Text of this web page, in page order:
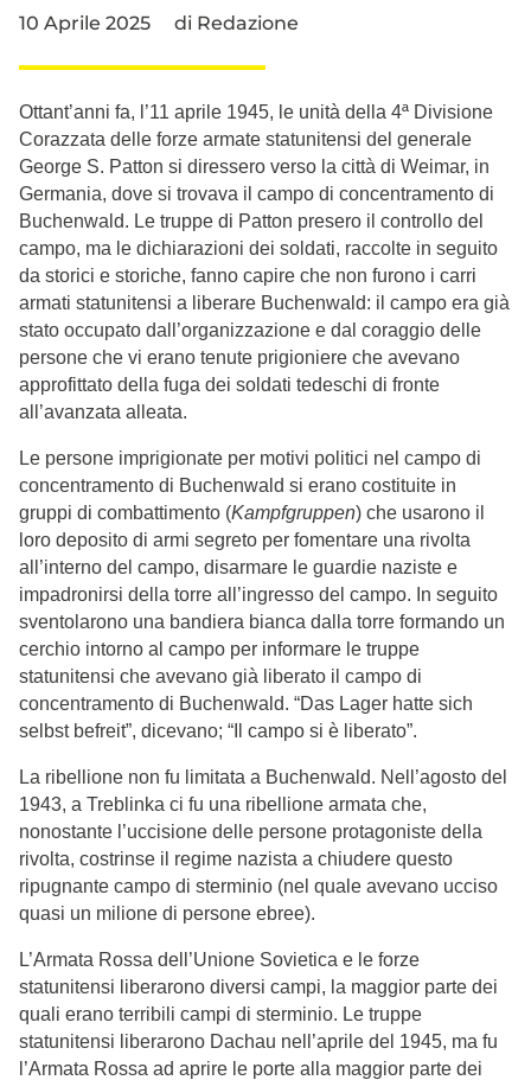
10 Aprile 2025 di Redazione
Ottant’anni fa, l’11 aprile 1945, le unità della 4ª Divisione
Corazzata delle forze armate statunitensi del generale
George S. Patton si diressero verso la città di Weimar, in
Germania, dove si trovava il campo di concentramento di
Buchenwald. Le truppe di Patton presero il controllo del
campo, ma le dichiarazioni dei soldati, raccolte in seguito
da storici e storiche, fanno capire che non furono i carri
armati statunitensi a liberare Buchenwald: il campo era già
stato occupato dall’organizzazione e dal coraggio delle
persone che vi erano tenute prigioniere che avevano
approfittato della fuga dei soldati tedeschi di fronte
all’avanzata alleata.
Le persone imprigionate per motivi politici nel campo di
concentramento di Buchenwald si erano costituite in
gruppi di combattimento (Kampfgruppen) che usarono il
loro deposito di armi segreto per fomentare una rivolta
all’interno del campo, disarmare le guardie naziste e
impadronirsi della torre all’ingresso del campo. In seguito
sventolarono una bandiera bianca dalla torre formando un
cerchio intorno al campo per informare le truppe
statunitensi che avevano già liberato il campo di
concentramento di Buchenwald. “Das Lager hatte sich
selbst befreit”, dicevano; “Il campo si è liberato”.
La ribellione non fu limitata a Buchenwald. Nell’agosto del
1943, a Treblinka ci fu una ribellione armata che,
nonostante l’uccisione delle persone protagoniste della
rivolta, costrinse il regime nazista a chiudere questo
ripugnante campo di sterminio (nel quale avevano ucciso
quasi un milione di persone ebree).
L’Armata Rossa dell’Unione Sovietica e le forze
statunitensi liberarono diversi campi, la maggior parte dei
quali erano terribili campi di sterminio. Le truppe
statunitensi liberarono Dachau nell’aprile del 1945, ma fu
l’Armata Rossa ad aprire le porte alla maggior parte dei